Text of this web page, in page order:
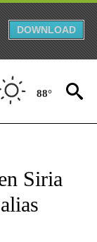
DOWNLOAD
88°
TO RECEIVE
Siria